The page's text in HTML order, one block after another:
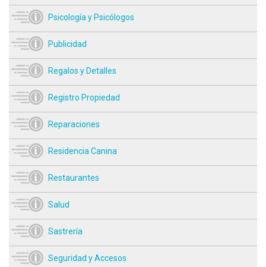
Psicología y Psicólogos
Publicidad
Regalos y Detalles
Registro Propiedad
Reparaciones
Residencia Canina
Restaurantes
Salud
Sastrería
Seguridad y Accesos